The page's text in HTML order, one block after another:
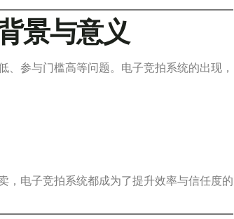
景与意义
参与门槛高等问题。电子竞拍系统的出现，
，电子竞拍系统都成为了提升效率与信任度的